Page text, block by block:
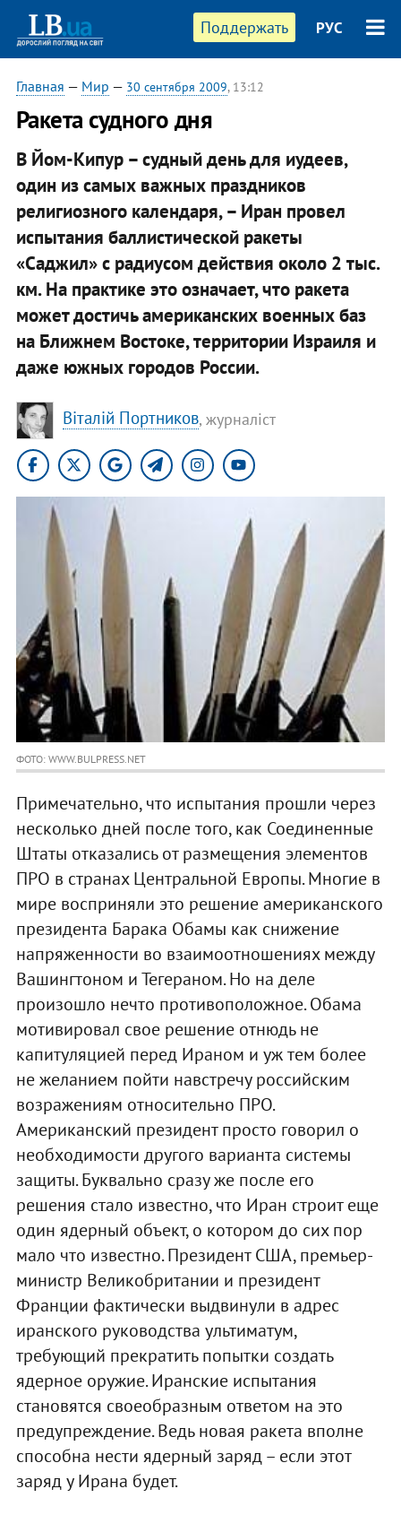
Поддержать РУС
Главная — Мир — 30 сентября 2009, 13:12
Ракета судного дня
В Йом-Кипур – судный день для иудеев,
один из самых важных праздников
религиозного календаря, – Иран провел
испытания баллистической ракеты
«Саджил» с радиусом действия около 2 тыс.
км. На практике это означает, что ракета
может достичь американских военных баз
на Ближнем Востоке, территории Израиля и
даже южных городов России.
Віталій Портников, журналіст
ФОТО: WWW.BULPRESS.NET
Примечательно, что испытания прошли через
несколько дней после того, как Соединенные
Штаты отказались от размещения элементов
ПРО в странах Центральной Европы. Многие в
мире восприняли это решение американского
президента Барака Обамы как снижение
напряженности во взаимоотношениях между
Вашингтоном и Тегераном. Но на деле
произошло нечто противоположное. Обама
мотивировал свое решение отнюдь не
капитуляцией перед Ираном и уж тем более
не желанием пойти навстречу российским
возражениям относительно ПРО.
Американский президент просто говорил о
необходимости другого варианта системы
защиты. Буквально сразу же после его
решения стало известно, что Иран строит еще
один ядерный объект, о котором до сих пор
мало что известно. Президент США, премьер-
министр Великобритании и президент
Франции фактически выдвинули в адрес
иранского руководства ультиматум,
требующий прекратить попытки создать
ядерное оружие. Иранские испытания
становятся своеобразным ответом на это
предупреждение. Ведь новая ракета вполне
способна нести ядерный заряд – если этот
заряд у Ирана будет.